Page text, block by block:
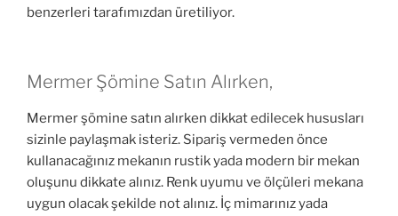
benzerleri tarafımızdan üretiliyor.
Mermer Şömine Satın Alırken,
Mermer şömine satın alırken dikkat edilecek hususları
sizinle paylaşmak isteriz. Sipariş vermeden önce
kullanacağınız mekanın rustik yada modern bir mekan
oluşunu dikkate alınız. Renk uyumu ve ölçüleri mekana
uygun olacak şekilde not alınız. İç mimarınız yada